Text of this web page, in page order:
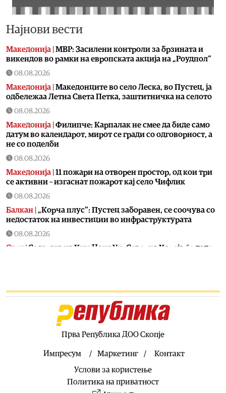
Најнови вести
Македонија МВР: Засилени контроли за брзината и
викендов во рамки на европската акција на „Роудпол“
08.08.2026
Македонија Македонците во село Леска, во Пустец, ја
одбележаа Летна Света Петка, заштитничка на селото
08.08.2026
Македонија Филипче: Карпалак не смее да биде само
датум во календарот, мирот се гради со одговорност, а
не со поделби
08.08.2026
Македонија 11 пожари на отворен простор, од кои три
се активни – изгаснат пожарот кај село Чифлик
08.08.2026
Балкан „Корча плус“: Пустец заборавен, се соочува со
недостаток на инвестиции во инфраструктурата
08.08.2026
Свет | Сестрата на Ким Џонг Ун: Cеверна Кореја ќе даде
рафинерија во Саудиска Арабија
Албин Курти го гаѓаа со јајца на
конститутивната седница на косовското Собрание
успешно транспортиран пациент со сериозна повреда
Прва Република ДОО Скопје
Импресум Маркетинг
Контакт
Услови за користење
Политика на приватност